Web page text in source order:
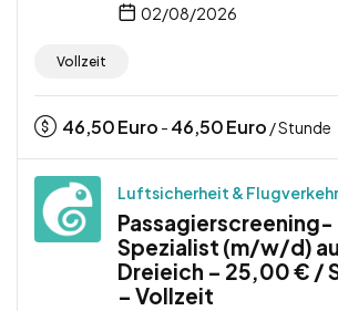
02/08/2026
Vollzeit
46,50Euro - 46,50Euro / Stunde
Luftsicherheit & Flugverkehr
Passagierscreening-
Spezialist (m/w/d)
Dreieich – 25,00 € /
– Vollzeit